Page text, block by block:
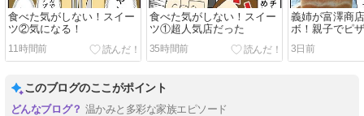
食べた気がしない！スイー
ツ②気になる！
11時間前
食べた気がしない！スイー
ツ①超人気店だった
35時間前
義姉が富澤商
ボ！親子でピ
か？
3日前
このブログのここがポイント
温かみと多彩な家族エピソード